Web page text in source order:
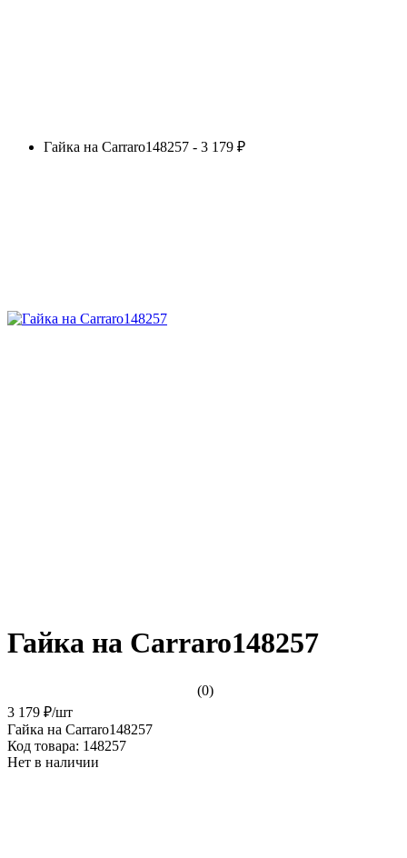
Гайка на Carraro148257 - 3 179 ₽
Гайка на Carraro148257
(0)
3 179 ₽/шт
Гайка на Carraro148257
Код товара: 148257
Нет в наличии